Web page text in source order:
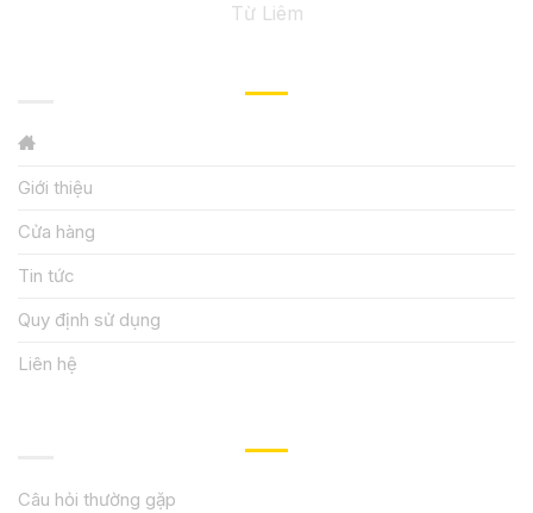
Từ Liêm
Giới thiệu
Cửa hàng
Tin tức
Quy định sử dụng
Liên hệ
Câu hỏi thường gặp